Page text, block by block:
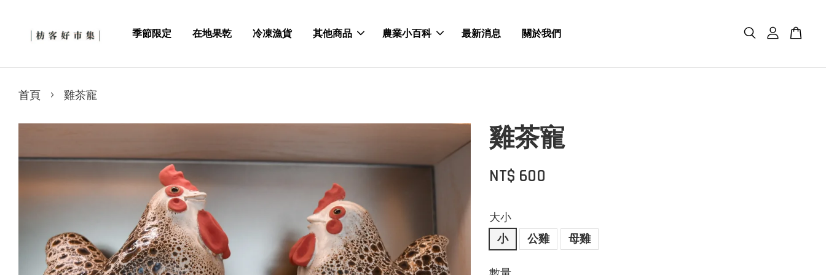
季節限定 在地果乾 冷凍漁貨 其他商品 農業小百科 最新消息 關於我們
首頁 › 雞茶寵
雞茶寵
NT$ 600
大小
小
公雞 母雞